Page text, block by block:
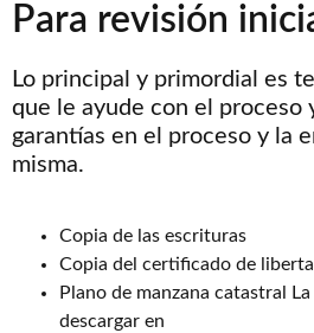
Para revisión
Lo principal y primordial es
que le ayude con el proceso
garantías en el proceso y la
misma.
Copia de las escrituras
Copia del certificado de
Plano de manzana catastral
descargar en